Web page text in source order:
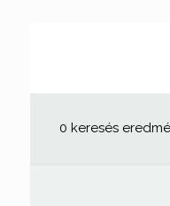
0 keresés